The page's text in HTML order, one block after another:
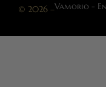
© 2026 –Vamorio -